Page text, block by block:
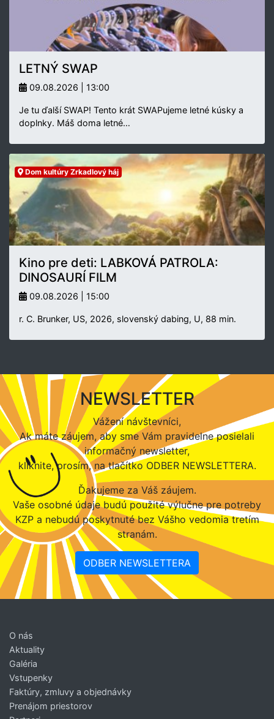
LETNÝ SWAP
09.08.2026 | 13:00
Je tu ďalší SWAP! Tento krát SWAPujeme letné kúsky a
doplnky. Máš doma letné…
Dom kultúry Zrkadlový háj
Kino pre deti: LABKOVÁ PATROLA:
DINOSAURÍ FILM
09.08.2026 | 15:00
r. C. Brunker, US, 2026, slovenský dabing, U, 88 min.
NEWSLETTER
Vážení návštevníci,
Ak máte záujem, aby sme Vám pravidelne posielali
informačný newsletter,
kliknite, prosím, na tlačítko ODBER NEWSLETTERA.
Ďakujeme za Váš záujem.
Vaše osobné údaje budú použité výlučne pre potreby
KZP a nebudú poskytnuté bez Vášho vedomia tretím
stranám.
ODBER NEWSLETTERA
O nás
Aktuality
Galéria
Vstupenky
Faktúry, zmluvy a objednávky
Prenájom priestorov